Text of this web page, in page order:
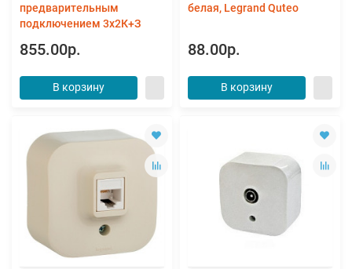
предварительным
подключением 3х2К+З
855.00р.
В корзину
белая, Legrand Quteo
88.00р.
В корзину